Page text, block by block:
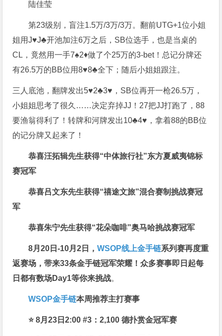
陆佳莹
第23级别，盲注1.5万/3万/3万。翻前UTG+1位小姐
姐用J♥J♣开池加注6万之后，SB位选手，也是当桌的
CL，竟然用一手7♠2♦做了个25万的3-bet！总记分牌还
有26.5万的BB位用8♥8♣全下；随后小姐姐跟注。
三人底池，翻牌发出5♥2♣3♥，SB位再开一枪26.5万，
小姐姐思考了很久……决定弃掉JJ！27把JJ打跑了，88
要渔翁得利了！转牌和河牌发出10♣4♥，拿着88的BB位
的记分牌又起来了！
恭喜汪拓辑先生获得“中体旅行社”东方夏威夷锦标
赛冠军
恭喜吕文东先生获得“禧途文旅”混合赛制挑战赛冠
军
恭喜朱宁先生获得“花朵咖啡”奥马哈挑战赛冠军
8月20日-10月2日，WSOP线上金手链系列赛再度重
返赛场 ，带来33条金手链冠军荣耀！众多赛事即日起每
日都有数场Day1等你来挑战。
WSOP金手链本周推荐主打赛事
⭐ 8月23日2:00 #3：2,100 德扑赏金冠军赛